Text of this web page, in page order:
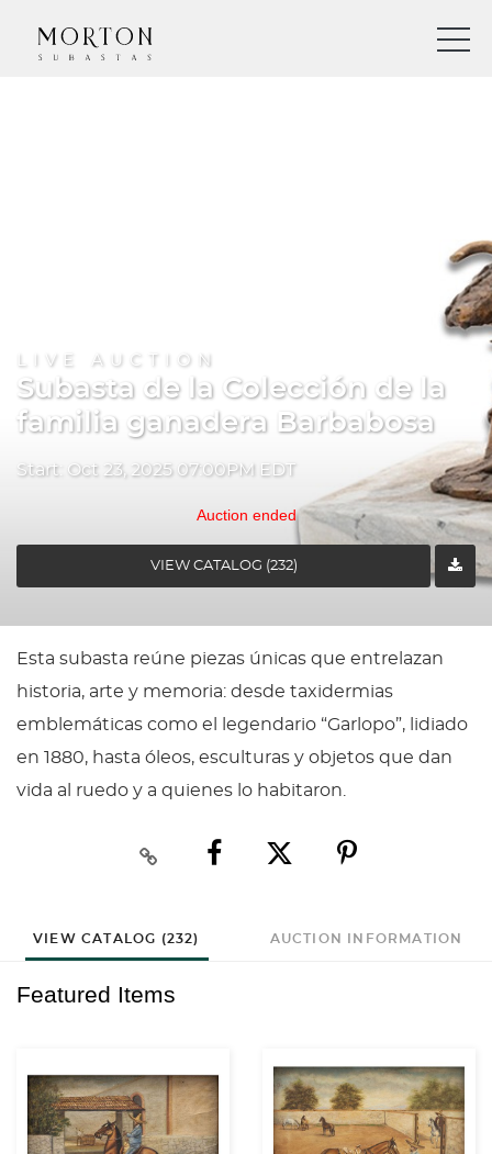
LIVE AUCTION
Subasta de la Colección de la
familia ganadera Barbabosa
Start: Oct 23, 2025 07:00PM EDT
Auction ended
VIEW CATALOG (232)
Esta subasta reúne piezas únicas que entrelazan
historia, arte y memoria: desde taxidermias
emblemáticas como el legendario “Garlopo”, lidiado
en 1880, hasta óleos, esculturas y objetos que dan
vida al ruedo y a quienes lo habitaron.
VIEW CATALOG (232) AUCTION INFORMATION
Featured Items